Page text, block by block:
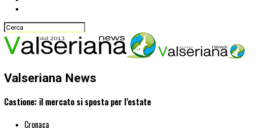
Valseriana News
Castione: il mercato si sposta per l’estate
Cronaca